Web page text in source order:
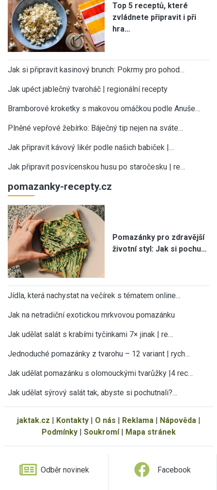
Top 5 receptů, které
zvládnete připravit i při
hra…
Jak si připravit kasinový brunch: Pokrmy pro pohod…
Jak upéct jablečný tvaroháč | regionální recepty
Bramborové kroketky s makovou omáčkou podle Anuše…
Plněné vepřové žebírko: Báječný tip nejen na sváte…
Jak připravit kávový likér podle našich babiček |…
Jak připravit posvícenskou husu po staročesku | re…
pomazanky-recepty.cz
Pomazánky pro zdravější
životní styl: Jak si pochu…
Jídla, která nachystat na večírek s tématem online…
Jak na netradiční exotickou mrkvovou pomazánku
Jak udělat salát s krabími tyčinkami 7× jinak | re…
Jednoduché pomazánky z tvarohu – 12 variant | rych…
Jak udělat pomazánku s olomouckými tvarůžky |4 rec…
Jak udělat sýrový salát tak, abyste si pochutnali?…
jaktak.cz | Kontakty| O nás | Reklama| Nápověda|
Podmínky| Soukromí| Mapa stránek
Odběr novinek Facebook